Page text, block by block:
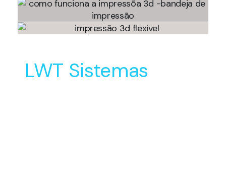
LWT Sistemas